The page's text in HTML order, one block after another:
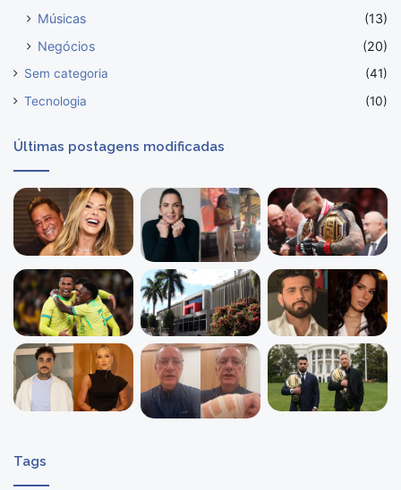
Músicas
(13)
Negócios
(20)
Sem categoria
(41)
Tecnologia
(10)
Últimas postagens modificadas
Tags